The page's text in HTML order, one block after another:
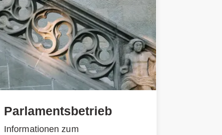
Parlamentsbetrieb
Informationen zum